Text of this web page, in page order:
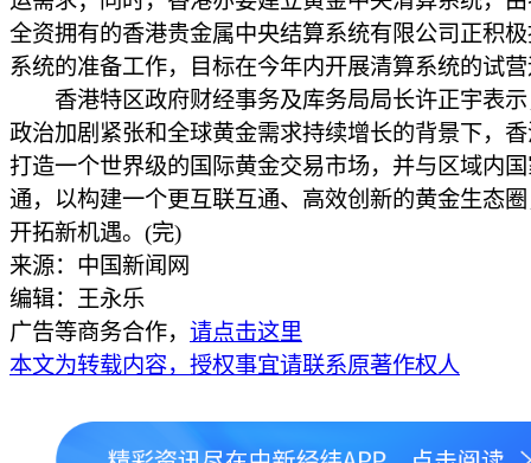
全资拥有的香港贵金属中央结算系统有限公司正积
系统的准备工作，目标在今年内开展清算系统的试
香港特区政府财经事务及库务局局长许正宇表示
政治加剧紧张和全球黄金需求持续增长的背景下，
打造一个世界级的国际黄金交易市场，并与区域内
通，以构建一个更互联互通、高效创新的黄金生态
开拓新机遇。(完)
来源：中国新闻网
编辑：王永乐
广告等商务合作， 请点击这里
本文为转载内容，授权事宜请联系原著作权人